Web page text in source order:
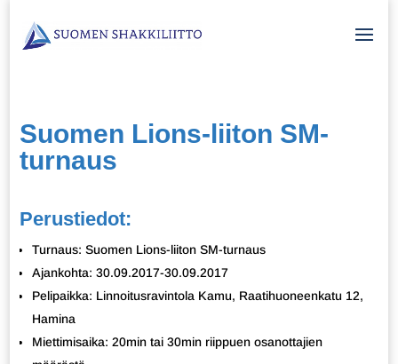
Suomen Lions-liiton SM-
turnaus
Perustiedot:
Turnaus: Suomen Lions-liiton SM-turnaus
Ajankohta: 30.09.2017-30.09.2017
Pelipaikka: Linnoitusravintola Kamu, Raatihuoneenkatu 12,
Hamina
Miettimisaika: 20min tai 30min riippuen osanottajien